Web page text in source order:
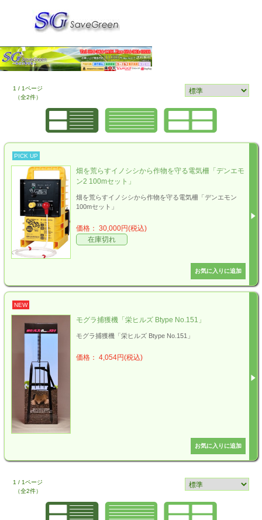
1 / 1ページ
（全2件）
PICK UP
畑を荒らすイノシシから作物を守る電気柵「デンエモ
ン2 100mセット」
畑を荒らすイノシシから作物を守る電気柵「デンエモン
100mセット」
価格： 30,000円(税込)
在庫切れ
NEW
モグラ捕獲機「栄ヒルズ Btype No.151」
モグラ捕獲機「栄ヒルズ Btype No.151」
価格： 4,054円(税込)
1 / 1ページ
（全2件）